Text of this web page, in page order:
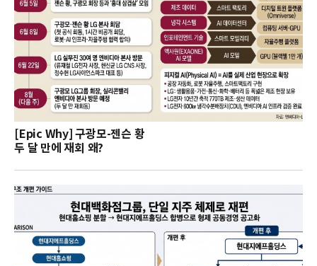
[Epic Why] 구광모-젠슨 황
두 달 만에 재회 왜?